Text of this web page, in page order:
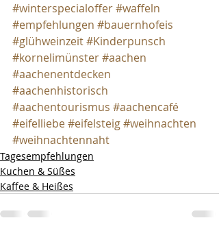
#winterspecialoffer#waffeln
#empfehlungen #bauernhofeis
#glühweinzeit#Kinderpunsch
#kornelimünster#aachen
#aachenentdecken
#aachenhistorisch
#aachentourismus #aachencafé
#eifelliebe#eifelsteig#weihnachten
#weihnachtennaht
Tagesempfehlungen
Kuchen & Süßes
Kaffee & Heißes